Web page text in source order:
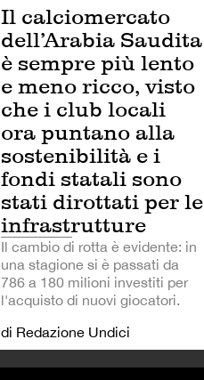
Il calciomercato
dell’Arabia Saudita
è sempre più lento
e meno ricco, visto
che i club locali
ora puntano alla
sostenibilità e i
fondi statali sono
stati dirottati per le
infrastrutture
Il cambio di rotta è evidente: in
una stagione si è passati da
786 a 180 milioni investiti per
l'acquisto di nuovi giocatori.
di Redazione Undici